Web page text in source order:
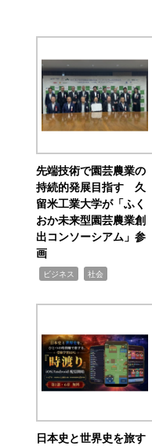
先端技術で園芸農業の
持続的発展目指す 久
留米工業大学が「ふく
おか未来型園芸農業創
出コンソーシアム」参
画
ビジネス 社会
日本史と世界史を旅す